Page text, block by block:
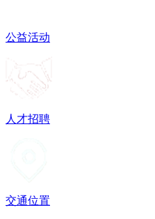
公益活动
人才招聘
交通位置